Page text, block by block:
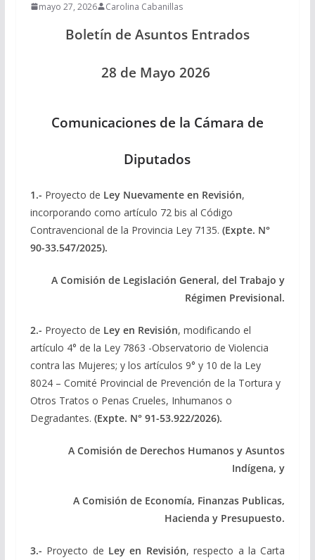
mayo 27, 2026 Carolina Cabanillas
Boletín de Asuntos Entrados
28 de Mayo 2026
Comunicaciones de la Cámara de
Diputados
1.- Proyecto de Ley Nuevamente en Revisión,
incorporando como artículo 72 bis al Código
Contravencional de la Provincia Ley 7135. (Expte. N°
90-33.547/2025).
A Comisión de Legislación General, del Trabajo y
Régimen Previsional.
2.- Proyecto de Ley en Revisión, modificando el
artículo 4° de la Ley 7863 -Observatorio de Violencia
contra las Mujeres; y los artículos 9° y 10 de la Ley
8024 – Comité Provincial de Prevención de la Tortura y
Otros Tratos o Penas Crueles, Inhumanos o
Degradantes. (Expte. N° 91-53.922/2026).
A Comisión de Derechos Humanos y Asuntos
Indígena, y
A Comisión de Economía, Finanzas Publicas,
Hacienda y Presupuesto.
3.- Proyecto de Ley en Revisión, respecto a la Carta